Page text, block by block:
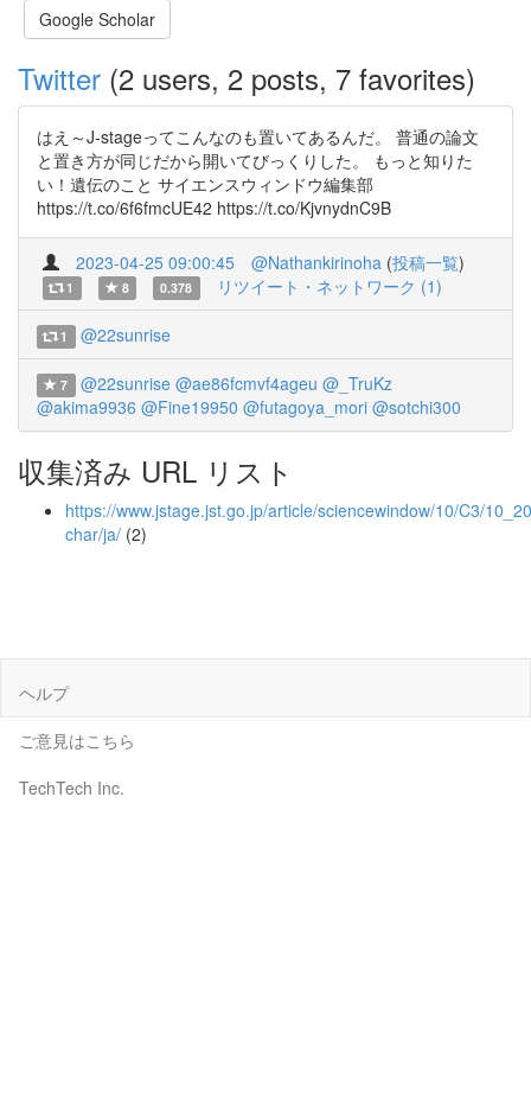
Google Scholar
Twitter (2 users, 2 posts, 7 favorites)
はえ～J-stageってこんなのも置いてあるんだ。 普通の論文
と置き方が同じだから開いてびっくりした。 もっと知りた
い！遺伝のこと サイエンスウィンドウ編集部
https://t.co/6f6fmcUE42 https://t.co/KjvnydnC9B
2023-04-25 09:00:45 @Nathankirinoha (投稿一覧)
1 8 0.378 リツイート・ネットワーク (1)
1 @22sunrise
7 @22sunrise @ae86fcmvf4ageu @_TruKz
@akima9936 @Fine19950 @futagoya_mori @sotchi300
収集済み URL リスト
https://www.jstage.jst.go.jp/article/sciencewindow/10/C3/
char/ja/ (2)
ヘルプ
ご意見はこちら
TechTech Inc.